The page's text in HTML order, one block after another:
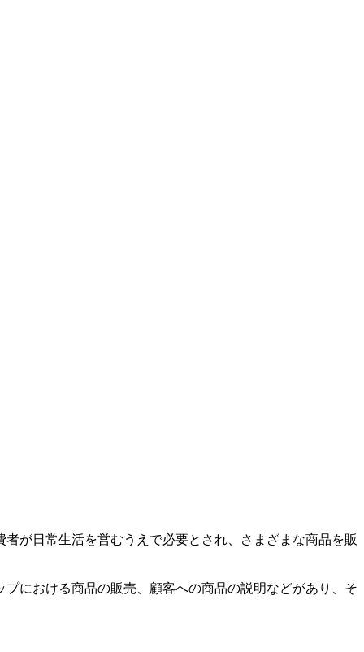
が日常生活を営むうえで必要とされ、さまざまな商品を販
における商品の販売、顧客への商品の説明などがあり、そ